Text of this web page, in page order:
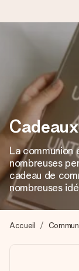
Nous
en un éclair –
quand cela
4,9 (sur la
Nos cadeaux
une note de
pays où nous
Carte de
Créez
La communion
nombreuses
cadeau de
nombreuses
Accueil